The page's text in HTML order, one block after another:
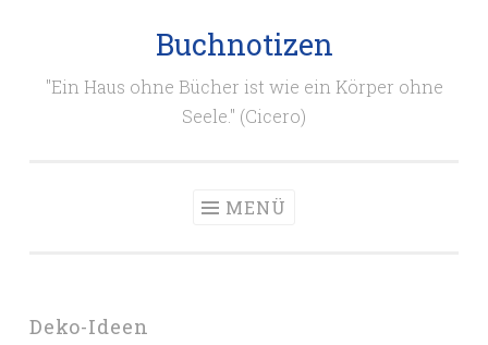
Buchnotizen
"Ein Haus ohne Bücher ist wie ein Körper ohne
Seele." (Cicero)
MENÜ
Deko-Ideen